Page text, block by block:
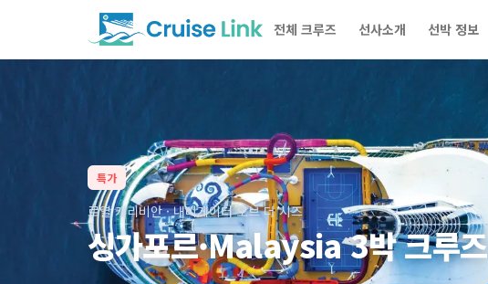
전체 크루즈 선사소개 선박 정보
특가
로열 캐리비안·내비게이터 오브 더 시즈
싱가포르·Malaysia 3박 크루즈